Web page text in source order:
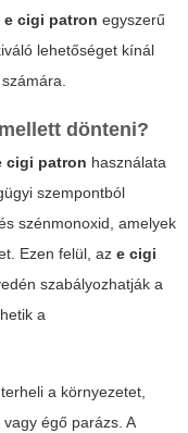
e cigi patron egyszerű
lehetőséget kínál
mellett dönteni?
cigi patron használata
szempontból
szénmonoxid, amelyek
Ezen felül, az e cigi
szabályozhatják a
a
a környezetet,
égő parázs. A